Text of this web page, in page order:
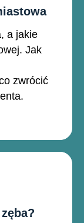
a jakie
Jak
zwrócić